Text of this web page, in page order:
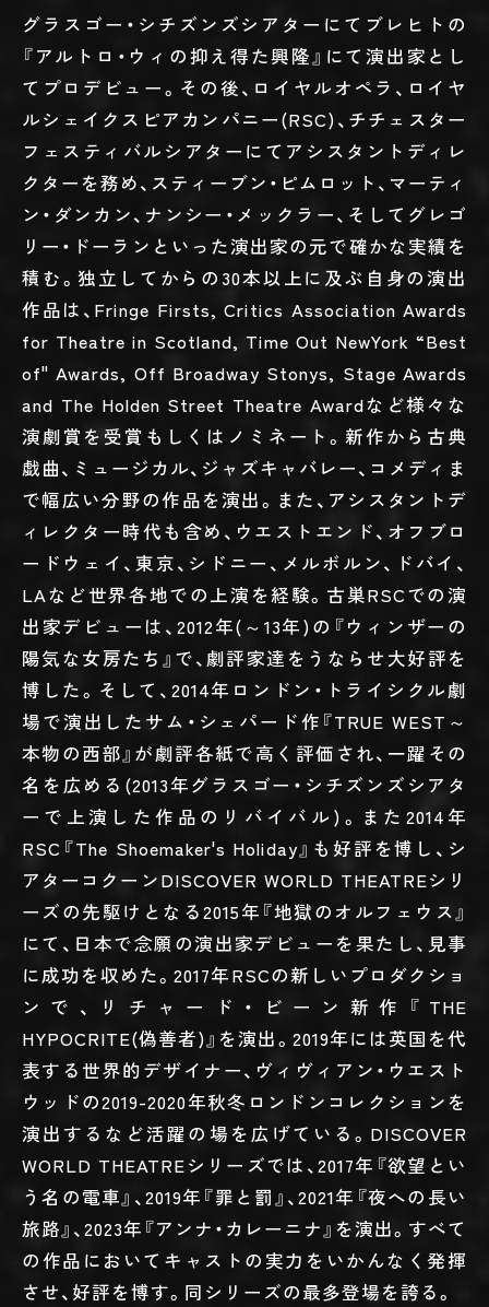
グラスゴー・シチズンズシアターにてブレヒトの
『アルトロ・ウィの抑え得た興隆』にて演出家とし
てプロデビュー。その後、ロイヤルオペラ、ロイヤ
ルシェイクスピアカンパニー(RSC)、チチェスター
フェスティバルシアターにてアシスタントディレ
クターを務め、スティーブン・ピムロット、マーティ
ン・ダンカン、ナンシー・メックラー、そしてグレゴ
リー・ドーランといった演出家の元で確かな実績を
積む。独立してからの30本以上に及ぶ自身の演出
作品は、Fringe Firsts, Critics Association Awards
for Theatre in Scotland, Time Out NewYork “Best
of" Awards, Off Broadway Stonys, Stage Awards
and The Holden Street Theatre Awardなど様々な
演劇賞を受賞もしくはノミネート。新作から古典
戯曲、ミュージカル、ジャズキャバレー、コメディま
で幅広い分野の作品を演出。また、アシスタントデ
ィレクター時代も含め、ウエストエンド、オフブロ
ードウェイ、東京、シドニー、メルボルン、ドバイ、
LAなど世界各地での上演を経験。古巣RSCでの演
出家デビューは、2012年(～13年)の『ウィンザーの
陽気な女房たち』で、劇評家達をうならせ大好評を
博した。そして、2014年ロンドン・トライシクル劇
場で演出したサム・シェパード作『TRUE WEST～
本物の西部』が劇評各紙で高く評価され、一躍その
名を広める(2013年グラスゴー・シチズンズシアタ
ーで上演した作品のリバイバル)。また2014年
RSC『The Shoemaker's Holiday』も好評を博し、シ
アターコクーンDISCOVER WORLD THEATREシリ
ーズの先駆けとなる2015年『地獄のオルフェウス』
にて、日本で念願の演出家デビューを果たし、見事
に成功を収めた。2017年RSCの新しいプロダクショ
ンで、リチャード・ビーン新作『THE
HYPOCRITE(偽善者)』を演出。2019年には英国を代
表する世界的デザイナー、ヴィヴィアン・ウエスト
ウッドの2019-2020年秋冬ロンドンコレクションを
演出するなど活躍の場を広げている。DISCOVER
WORLD THEATREシリーズでは、2017年『欲望とい
う名の電車』、2019年『罪と罰』、2021年『夜への長い
旅路』、2023年『アンナ・カレーニナ』を演出。すべて
の作品においてキャストの実力をいかんなく発揮
させ、好評を博す。同シリーズの最多登場を誇る。